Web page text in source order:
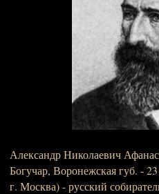
Александр Николаевич
Богучар, Воронежская губ. -
г. Москва) - русский